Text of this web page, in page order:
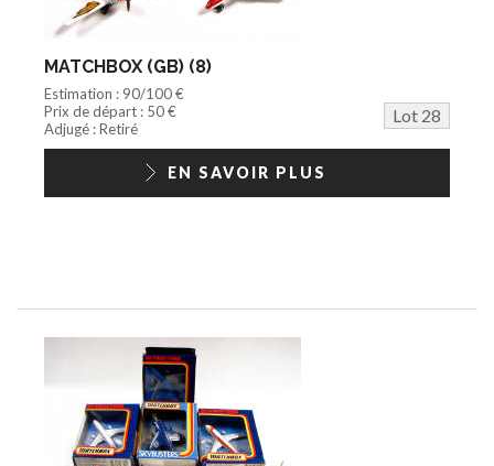
MATCHBOX (GB) (8)
Estimation : 90/100 €
Prix de départ : 50 €
Lot 28
Adjugé : Retiré
EN SAVOIR PLUS